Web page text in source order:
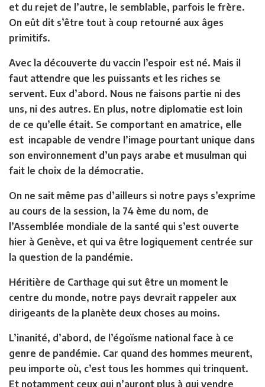
et du rejet de l’autre, le semblable, parfois le frère.
On eût dit s’être tout à coup retourné aux âges
primitifs.
Avec la découverte du vaccin l’espoir est né. Mais il
faut attendre que les puissants et les riches se
servent. Eux d’abord. Nous ne faisons partie ni des
uns, ni des autres. En plus, notre diplomatie est loin
de ce qu’elle était. Se comportant en amatrice, elle
est incapable de vendre l’image pourtant unique dans
son environnement d’un pays arabe et musulman qui
fait le choix de la démocratie.
On ne sait même pas d’ailleurs si notre pays s’exprime
au cours de la session, la 74 ème du nom, de
l’Assemblée mondiale de la santé qui s’est ouverte
hier à Genève, et qui va être logiquement centrée sur
la question de la pandémie.
Héritière de Carthage qui sut être un moment le
centre du monde, notre pays devrait rappeler aux
dirigeants de la planète deux choses au moins.
L’inanité, d’abord, de l’égoïsme national face à ce
genre de pandémie. Car quand des hommes meurent,
peu importe où, c’est tous les hommes qui trinquent.
Et notamment ceux qui n’auront plus à qui vendre